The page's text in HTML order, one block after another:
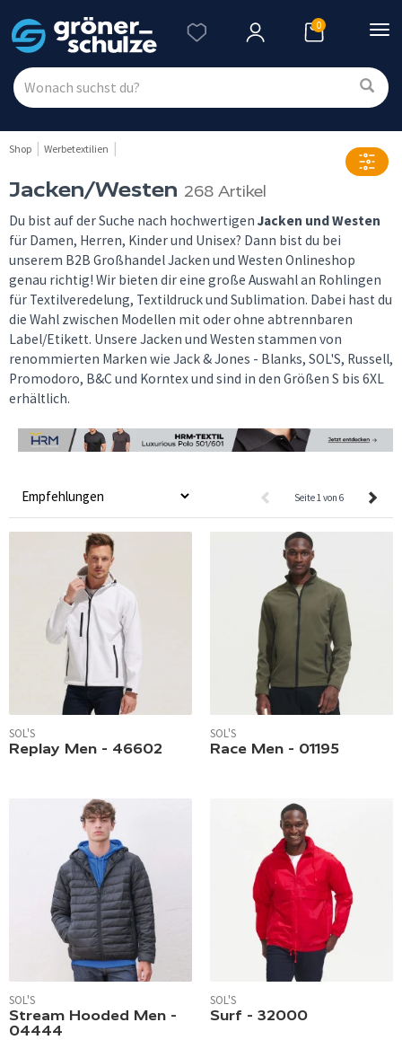
0
Shop Werbetextilien
Jacken/Westen 268 Artikel
Du bist auf der Suche nach hochwertigen Jacken und Westen
für Damen, Herren, Kinder und Unisex? Dann bist du bei
unserem B2B Großhandel Jacken und Westen Onlineshop
genau richtig! Wir bieten dir eine große Auswahl an Rohlingen
für Textilveredelung, Textildruck und Sublimation. Dabei hast du
die Wahl zwischen Modellen mit oder ohne abtrennbaren
Label/Etikett. Unsere Jacken und Westen stammen von
renommierten Marken wie Jack & Jones - Blanks, SOL'S, Russell,
Promodoro, B&C und Korntex und sind in den Größen S bis 6XL
erhältlich.
Seite 1 von 6
SOL'S
Replay Men - 46602
SOL'S
Race Men - 01195
SOL'S
Stream Hooded Men -
04444
SOL'S
Surf - 32000